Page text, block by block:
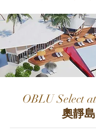
OBLU Select
奧靜島